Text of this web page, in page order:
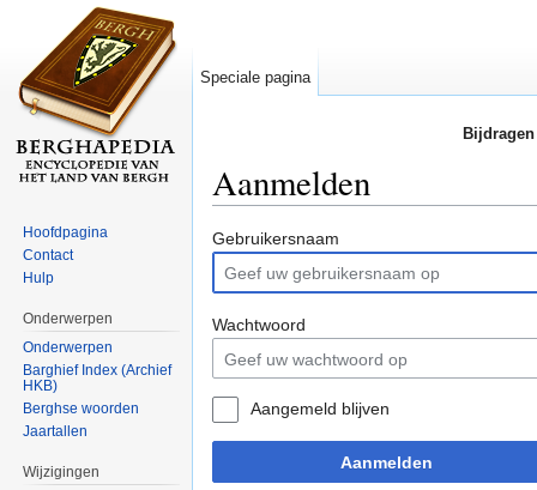
Aanmelden
Gebruikersnaam
Wachtwoord
Aangemeld blijven
Aanmelden
Speciale pagina
Hoofdpagina
Contact
Hulp
Onderwerpen
Onderwerpen
Barghief Index (Archief
HKB)
Berghse woorden
Jaartallen
Wijzigingen